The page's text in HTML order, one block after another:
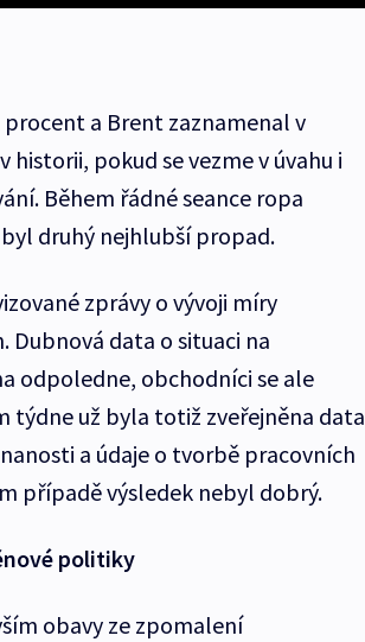
a Brent zaznamenal v
pokud se vezme v úvahu i
Během řádné seance ropa
druhý nejhlubší propad.
zprávy o vývoji míry
Dubnová data o situaci na
odpoledne, obchodníci se ale
týdne už byla totiž zveřejněna data
a údaje o tvorbě pracovních
případě výsledek nebyl dobrý.
politiky
obavy ze zpomalení